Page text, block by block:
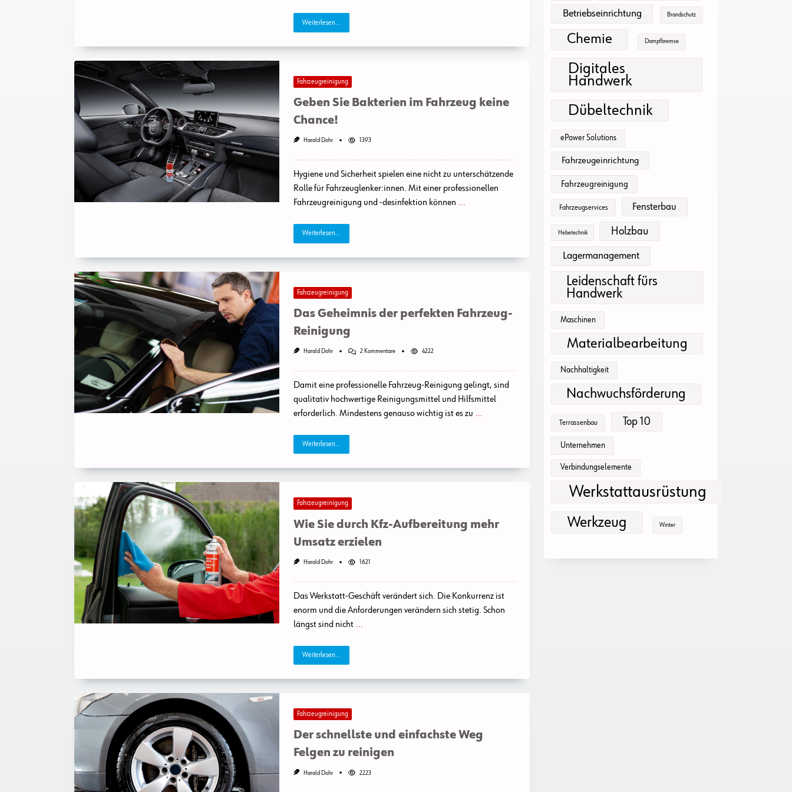
Weiterlesen...
Fahrzeugreinigung
Geben Sie Bakterien im Fahrzeug keine
Chance!
Harald Dohr 1393
Hygiene und Sicherheit spielen eine nicht zu unterschätzende
Rolle für Fahrzeuglenker:innen. Mit einer professionellen
Fahrzeugreinigung und ‑desinfektion können ...
Weiterlesen...
Fahrzeugreinigung
Das Geheimnis der perfekten Fahrzeug-
Reinigung
Harald Dohr 2 KommentareZu
Perfekten
Fahrzeug-
Reinigung
4222
Damit eine professionelle Fahrzeug-Reinigung gelingt, sind
qualitativ hochwertige Reinigungsmittel und Hilfsmittel
erforderlich. Mindestens genauso wichtig ist es zu ...
Weiterlesen...
Fahrzeugreinigung
Wie Sie durch Kfz-Aufbereitung mehr
Umsatz erzielen
Harald Dohr 1621
Das Werkstatt-Geschäft verändert sich. Die Konkurrenz ist
enorm und die Anforderungen verändern sich stetig. Schon
längst sind nicht ...
Weiterlesen...
Fahrzeugreinigung
Der schnellste und einfachste Weg
Felgen zu reinigen
Harald Dohr 2223
Betriebseinrichtung Brandschutz
Chemie Dampfbremse
Digitales
Handwerk
Dübeltechnik
ePower Solutions
Fahrzeugeinrichtung
Fahrzeugreinigung
Fahrzeugservices Fensterbau
Hebetechnik Holzbau
Lagermanagement
Leidenschaft fürs
Handwerk
Maschinen
Materialbearbeitung
Nachhaltigkeit
Nachwuchsförderung
Terrassenbau Top 10
Unternehmen
Verbindungselemente
Werkstattausrüstung
Werkzeug Winter